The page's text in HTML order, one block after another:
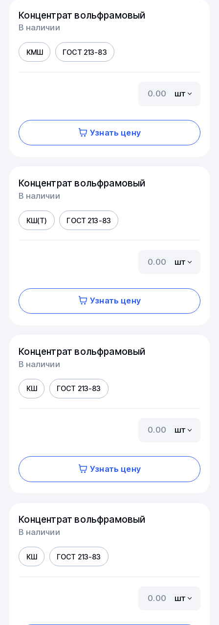
Концентрат вольфрамовый
В наличии
КМШ ГОСТ 213-83
шт
Узнать цену
Концентрат вольфрамовый
В наличии
КШ(Т) ГОСТ 213-83
шт
Узнать цену
Концентрат вольфрамовый
В наличии
КШ ГОСТ 213-83
шт
Узнать цену
Концентрат вольфрамовый
В наличии
КШ ГОСТ 213-83
шт